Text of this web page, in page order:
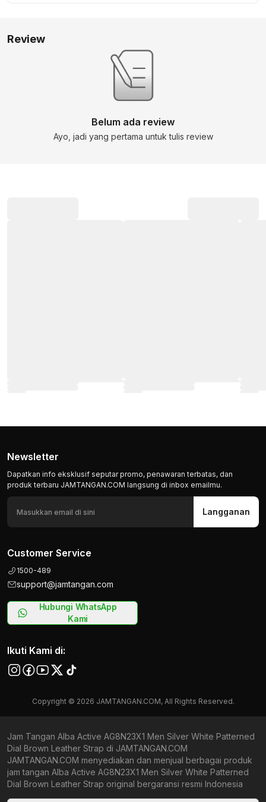
Newsletter
Dapatkan info eksklusif seputar promo, penawaran terbatas, dan
produk terbaru JAMTANGAN.COM langsung di inbox emailmu.
Langganan
Customer Service
1500-489
support@jamtangan.com
Hubungi WhatsApp
Kami
Ikuti Kami di:
Copyright © 2026 JAMTANGAN.COM, All Rights Reserved.
Jam Tangan Alba Active AG8N23X1 Men Silver White Patterned
Dial Brown Leather Strap di JAMTANGAN.COM
JAMTANGAN.COM menyediakan dan menjual berbagai produk
jam tangan Alba Active AG8N23X1 Men Silver White Patterned
Dial Brown Leather Strap original bergaransi resmi Indonesia
Review
Belum ada review
Ayo, jadi yang pertama untuk tulis review